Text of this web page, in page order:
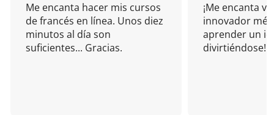
Me encanta hacer mis cursos
de francés en línea. Unos diez
minutos al día son
suficientes... Gracias.
¡Me encanta
innovador
aprender un
divirtiéndose!